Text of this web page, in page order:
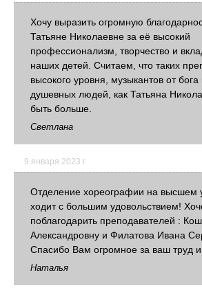
Хочу выразить огромную
Татьяне Николаевне за её высокий
профессионализм, творчество и
наших детей. Считаем, что таких
высокого уровня, музыкантов от бога
душевных людей, как Татьяна
быть больше.
Светлана
9 января 2023 г.
Отделение хореографии на высшем
ходит с большим удовольствием!
поблагодарить преподавателей :
Александровну и Филатова Ивана
Спасибо Вам огромное за ваш труд
Наталья